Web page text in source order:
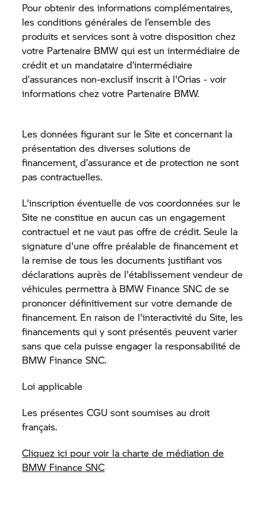
Pour obtenir des informations complémentaires,
les conditions générales de l’ensemble des
produits et services sont à votre disposition chez
votre Partenaire BMW qui est un intermédiaire de
crédit et un mandataire d’intermédiaire
d’assurances non-exclusif inscrit à l'Orias - voir
informations chez votre Partenaire BMW.
Les données figurant sur le Site et concernant la
présentation des diverses solutions de
financement, d’assurance et de protection ne sont
pas contractuelles.
L'inscription éventuelle de vos coordonnées sur le
Site ne constitue en aucun cas un engagement
contractuel et ne vaut pas offre de crédit. Seule la
signature d'une offre préalable de financement et
la remise de tous les documents justifiant vos
déclarations auprès de l'établissement vendeur de
véhicules permettra à BMW Finance SNC de se
prononcer définitivement sur votre demande de
financement. En raison de l'interactivité du Site, les
financements qui y sont présentés peuvent varier
sans que cela puisse engager la responsabilité de
BMW Finance SNC.
Loi applicable
Les présentes CGU sont soumises au droit
français.
Cliquez ici pour voir la charte de médiation de
BMW Finance SNC